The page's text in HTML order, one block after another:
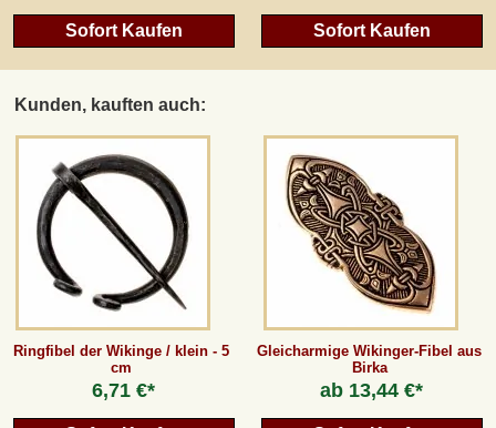
Sofort Kaufen Sofort Kaufen
Kunden, kauften auch:
Ringfibel der Wikinge / klein - 5
cm
6,71 €*
Gleicharmige Wikinger-Fibel aus
Birka
ab 13,44 €*